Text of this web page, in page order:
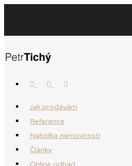
Jak prodávám
Reference
Nabídka nemovitostí
Články
Online odhad